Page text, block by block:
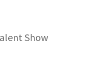
Show